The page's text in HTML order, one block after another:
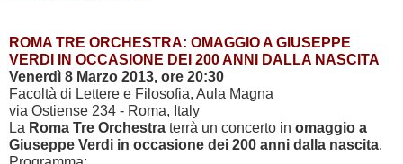
ROMA TRE ORCHESTRA: OMAGGIO A GIUSEPPE
VERDI IN OCCASIONE DEI 200 ANNI DALLA NASCITA
Venerdì 8 Marzo 2013, ore 20:30
Facoltà di Lettere e Filosofia, Aula Magna
via Ostiense 234 - Roma, Italy
La Roma Tre Orchestra terrà un concerto in omaggio a
Giuseppe Verdi in occasione dei 200 anni dalla nascita.